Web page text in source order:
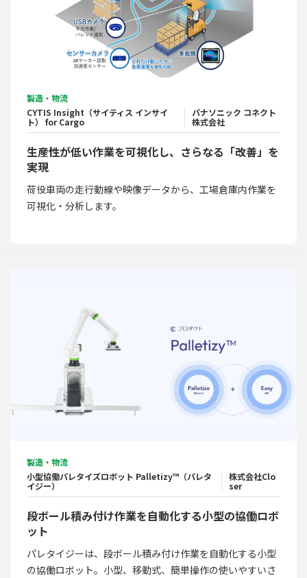
製造・物流
CYTIS Insight（サイティス インサイ
ト） for Cargo
パナソニック コネクト
株式会社
生産性が低い作業を可視化し、さらなる「改善」を
実現
荷役車両の走行動線や映像データから、工場倉庫内作業を
可視化・分析します。
製造・物流
小型協働パレタイズロボット Palletizy™（パレタ
イジー）
株式会社Clo
ser
段ボール積み付け作業を自動化する小型の協働ロボ
ット
パレタイジーは、段ボール積み付け作業を自動化する小型
の協働ロボット。小型、移動式、簡単操作の使いやすいさ